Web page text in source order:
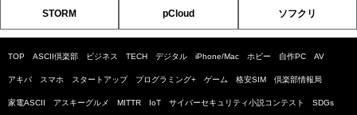
STORM pCloud ソフクリ
TOP ASCII倶楽部 ビジネス TECH デジタル iPhone/Mac ホビー 自作PC AV
アキバ スマホ スタートアップ プログラミング+ ゲーム 格安SIM 倶楽部情報局
家電ASCII アスキーグルメ MITTR IoT サイバーセキュリティ小説コンテスト SDGs